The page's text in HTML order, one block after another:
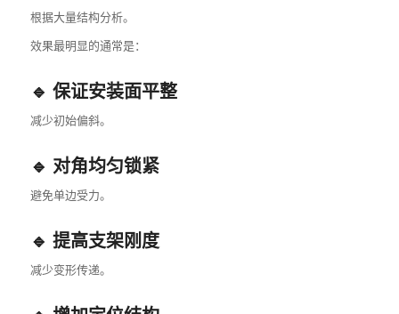
根据大量结构分析。
效果最明显的通常是：
🔹 保证安装面平整
减少初始偏斜。
🔹 对角均匀锁紧
避免单边受力。
🔹 提高支架刚度
减少变形传递。